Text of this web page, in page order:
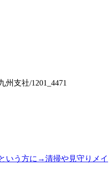
支社/1201_4471
いう方に→清掃や見守りメイ